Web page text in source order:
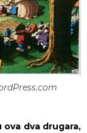
dva drugara,